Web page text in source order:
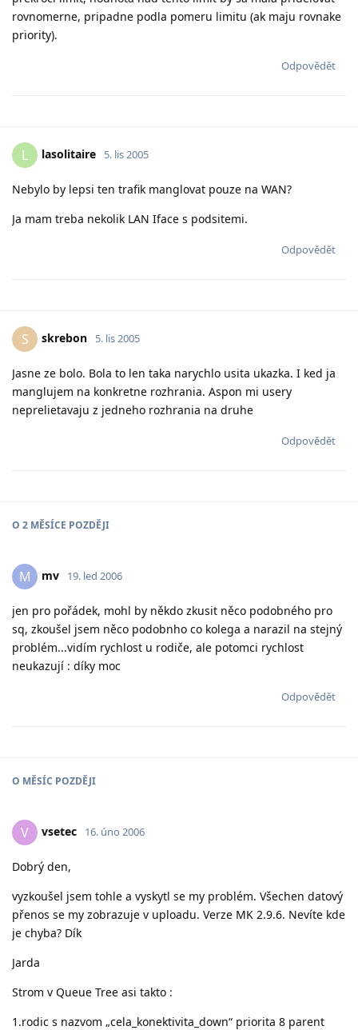
rovnomerne, pripadne podla pomeru limitu (ak maju rovnake
priority).
Odpovědět
L lasolitaire 5. lis 2005
Nebylo by lepsi ten trafik manglovat pouze na WAN?
Ja mam treba nekolik LAN Iface s podsitemi.
Odpovědět
S skrebon 5. lis 2005
Jasne ze bolo. Bola to len taka narychlo usita ukazka. I ked ja
manglujem na konkretne rozhrania. Aspon mi usery
neprelietavaju z jedneho rozhrania na druhe
Odpovědět
O 2 MĚSÍCE POZDĚJI
M mv 19. led 2006
jen pro pořádek, mohl by někdo zkusit něco podobného pro
sq, zkoušel jsem něco podobnho co kolega a narazil na stejný
problém...vidím rychlost u rodiče, ale potomci rychlost
neukazují : díky moc
Odpovědět
O MĚSÍC POZDĚJI
V vsetec 16. úno 2006
Dobrý den,
vyzkoušel jsem tohle a vyskytl se my problém. Všechen datový
přenos se my zobrazuje v uploadu. Verze MK 2.9.6. Nevíte kde
je chyba? Dík
Jarda
Strom v Queue Tree asi takto :
1.rodic s nazvom „cela_konektivita_down“ priorita 8 parent